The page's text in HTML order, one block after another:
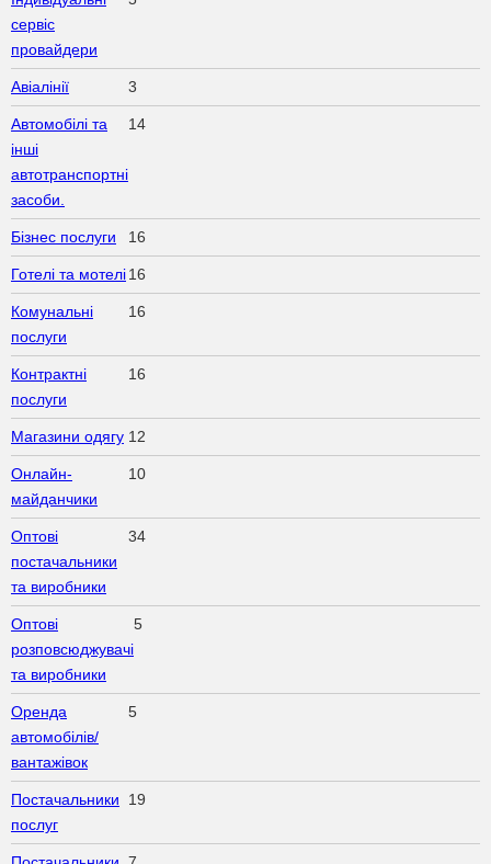
сервіс
провайдери
Авіалінії 3
Автомобілі та
інші
автотранспортні
засоби.
14
Бізнес послуги 16
Готелі та мотелі16
Комунальні
послуги
16
Контрактні
послуги
16
Магазини одягу 12
Онлайн-
майданчики
10
Оптові
постачальники
та виробники
34
Оптові
розповсюджувачі
та виробники
5
Оренда
автомобілів/
вантажівок
5
Постачальники
послуг
19